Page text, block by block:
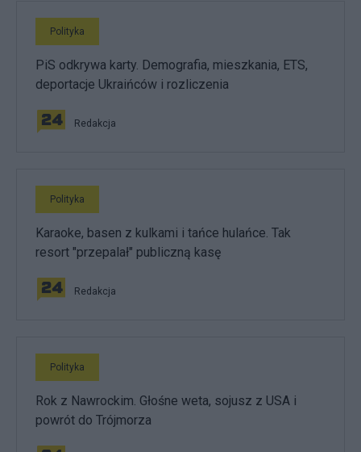
Polityka
PiS odkrywa karty. Demografia, mieszkania, ETS,
deportacje Ukraińców i rozliczenia
Redakcja
Polityka
Karaoke, basen z kulkami i tańce hulańce. Tak
resort "przepalał" publiczną kasę
Redakcja
Polityka
Rok z Nawrockim. Głośne weta, sojusz z USA i
powrót do Trójmorza